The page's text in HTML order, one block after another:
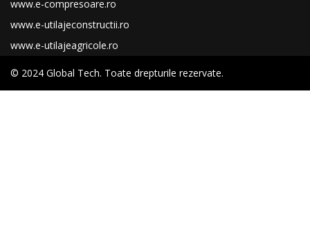
www.e-compresoare.ro
www.e-utilajeconstructii.ro
www.e-utilajeagricole.ro
© 2024 Global Tech. Toate drepturile rezervate.